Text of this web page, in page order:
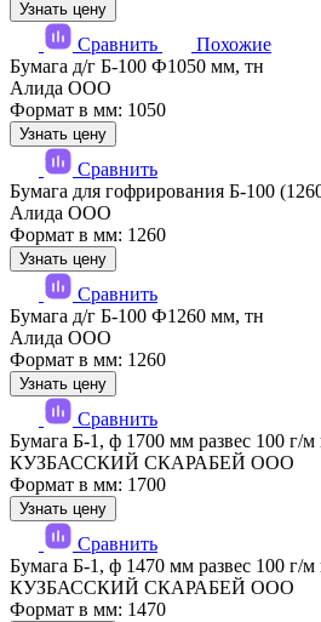
Узнать цену
Сравнить
Похожие
Бумага д/г Б-100 Ф1050 мм, тн
Алида ООО
Формат в мм: 1050
Узнать цену
Сравнить
Бумага для гофрирования Б-100
Алида ООО
Формат в мм: 1260
Узнать цену
Сравнить
Бумага д/г Б-100 Ф1260 мм, тн
Алида ООО
Формат в мм: 1260
Узнать цену
Сравнить
Бумага Б-1, ф 1700 мм развес 100 г/м
КУЗБАССКИЙ СКАРАБЕЙ ООО
Формат в мм: 1700
Узнать цену
Сравнить
Бумага Б-1, ф 1470 мм развес 100 г/м
КУЗБАССКИЙ СКАРАБЕЙ ООО
Формат в мм: 1470